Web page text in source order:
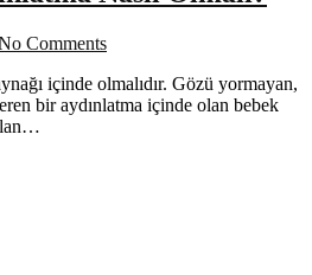
Comments
içinde olmalıdır. Gözü yormayan,
bir aydınlatma içinde olan bebek